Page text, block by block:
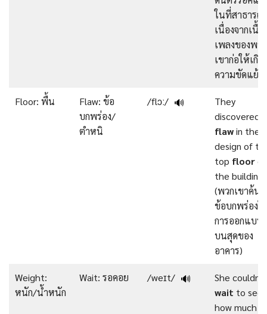
ในที่สาธารณ
เนื่องจากเนื้อ
เพลงของพวก
เขาก่อให้เกิด
ความขัดแย้ง)
Floor: พื้น
Flaw: ข้อ
บกพร่อง/
ตำหนิ
/flɔː/ 🔊
They
discovered a
flawin the
design of
top floorof
the building.
(พวกเขาค้น
ข้อบกพร่องใ
การออกแบ
บนสุดของ
อาคาร)
Weight:
หนัก/นํ้าหนัก
Wait: รอคอย /weɪt/ 🔊
She couldn’t
wait to see
how much